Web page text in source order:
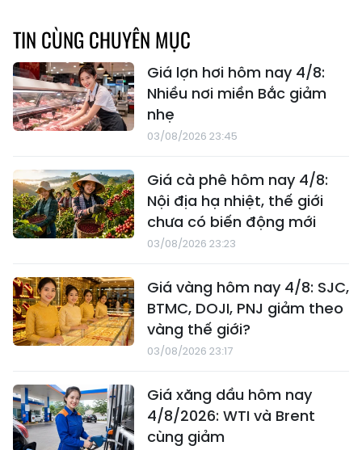
TIN CÙNG CHUYÊN MỤC
Giá lợn hơi hôm nay 4/8:
Nhiều nơi miền Bắc giảm
nhẹ
03/08/2026 23:45
Giá cà phê hôm nay 4/8:
Nội địa hạ nhiệt, thế giới
chưa có biến động mới
03/08/2026 23:23
Giá vàng hôm nay 4/8: SJC,
BTMC, DOJI, PNJ giảm theo
vàng thế giới?
03/08/2026 23:17
Giá xăng dầu hôm nay
4/8/2026: WTI và Brent
cùng giảm